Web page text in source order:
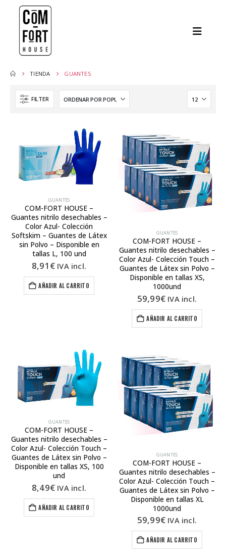
TIENDA GUANTES
FILTER
GUANTES
COM-FORT HOUSE –
Guantes nitrilo desechables –
Color Azul- Colección
Softskim – Guantes de Látex
sin Polvo – Disponible en
tallas L, 100 und
8,91 € IVA incl.
AÑADIR AL CARRITO
GUANTES
COM-FORT HOUSE –
Guantes nitrilo desechables –
Color Azul- Colección Touch –
Guantes de Látex sin Polvo –
Disponible en tallas XS,
1000und
59,99€ IVA incl.
AÑADIR AL CARRITO
GUANTES
COM-FORT HOUSE –
Guantes nitrilo desechables –
Color Azul- Colección Touch –
Guantes de Látex sin Polvo –
Disponible en tallas XS, 100
und
8,49€ IVA incl.
AÑADIR AL CARRITO
GUANTES
COM-FORT HOUSE –
Guantes nitrilo desechables –
Color Azul- Colección Touch –
Guantes de Látex sin Polvo –
Disponible en tallas XL
1000und
59,99€ IVA incl.
AÑADIR AL CARRITO